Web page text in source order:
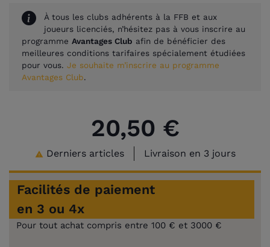
À tous les clubs adhérents à la FFB et aux
joueurs licenciés, n’hésitez pas à vous inscrire au
programme Avantages Club afin de bénéficier des
meilleures conditions tarifaires spécialement étudiées
pour vous. Je souhaite m’inscrire au programme
Avantages Club.
20,50 €
 Derniers articles Livraison en 3 jours
Facilités de paiement
en 3 ou 4x
Pour tout achat compris entre 100 € et 3000 €